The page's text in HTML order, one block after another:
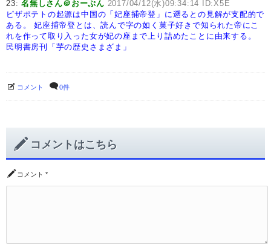
23:名無しさん＠おーぷん 2017/04/12(水)09:34:14 ID:X5E
ピザポテトの起源は中国の「妃座捕帝登」に遡るとの見解が支配的で
ある。
妃座捕帝登とは、読んで字の如く菓子好きで知られた帝にこ
れを作って取り入った女が妃の座まで上り詰めたことに由来する。
民明書房刊「芋の歴史さまざま」
コメント 0件
コメントはこちら
コメント *